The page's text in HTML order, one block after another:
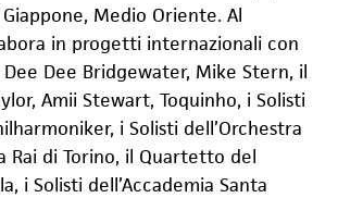
Medio Oriente. Al
in progetti internazionali con
Dee Bridgewater, Mike Stern, il
Amii Stewart, Toquinho, i Solisti
i Solisti dell’Orchestra
Rai di Torino, il Quartetto del
i Solisti dell’Accademia Santa